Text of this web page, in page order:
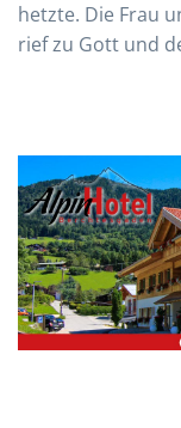
hetzte. Die Frau
rief zu Gott und